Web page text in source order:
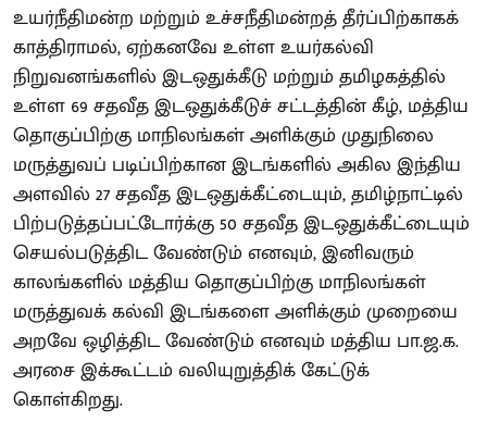
உயர்நீதிமன்ற மற்றும் உச்சநீதிமன்றத் தீர்ப்பிற்காகக்
காத்திராமல், ஏற்கனவே உள்ள உயர்கல்வி
நிறுவனங்களில் இடஒதுக்கீடு மற்றும் தமிழகத்தில்
உள்ள 69 சதவீத இடஒதுக்கீடுச் சட்டத்தின் கீழ், மத்திய
தொகுப்பிற்கு மாநிலங்கள் அளிக்கும் முதுநிலை
மருத்துவப் படிப்பிற்கான இடங்களில் அகில இந்திய
அளவில் 27 சதவீத இடஒதுக்கீட்டையும், தமிழ்நாட்டில்
பிற்படுத்தப்பட்டோர்க்கு 50 சதவீத இடஒதுக்கீட்டையும்
செயல்படுத்திட வேண்டும் எனவும், இனிவரும்
காலங்களில் மத்திய தொகுப்பிற்கு மாநிலங்கள்
மருத்துவக் கல்வி இடங்களை அளிக்கும் முறையை
அறவே ஒழித்திட வேண்டும் எனவும் மத்திய பா.ஜ.க.
அரசை இக்கூட்டம் வலியுறுத்திக் கேட்டுக்
கொள்கிறது.